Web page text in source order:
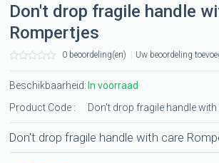
Don't drop fragile handle
Rompertjes
0 beoordeling(en) Uw beoordeling
Beschikbaarheid: In voorraad
Product Code :
Don't drop fragile handle
Don't drop fragile handle with care